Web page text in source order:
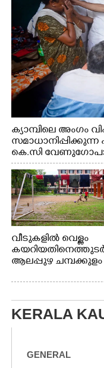
ക്യാമ്പിലെ അംഗം
കെ.സി
എക്സൈസ് വകുപ്പ്
വീടുകളിൽ വെള്ളം
ആലപ്പുഴ ചമ്പക്കുളം
പോരൂക്കര
ക്യാമ്പിലെത്തിയവർ
വസ്ത്രങ്ങൾ
ഉണക്കാനിട്ടിരിക്കുന്ന
ഫുട്ബോൾ
KERALA
GENERAL